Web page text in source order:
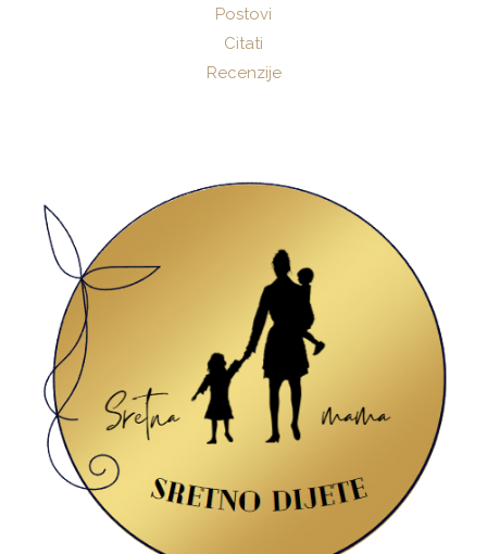
Postovi
Citati
Recenzije